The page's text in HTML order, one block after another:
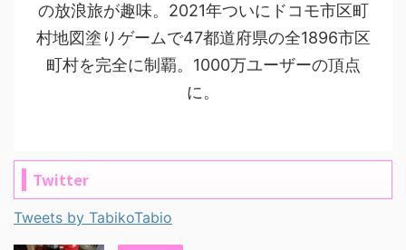
の放浪旅が趣味。2021年ついにドコモ市区町
村地図塗りゲームで47都道府県の全1896市区
町村を完全に制覇。1000万ユーザーの頂点
に。
Twitter
Tweets by TabikoTabio